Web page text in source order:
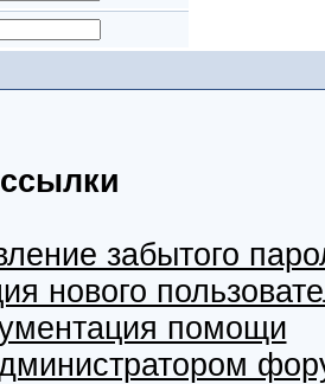
забытого
нового
помощи